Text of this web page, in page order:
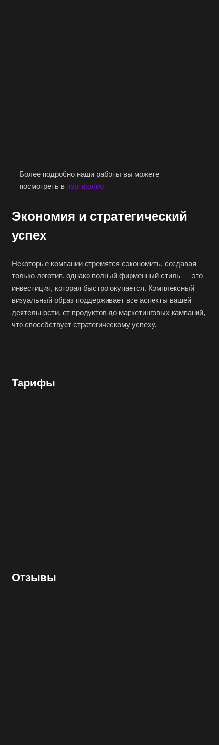
Более подробно наши работы вы можете
посмотреть в портфолио
Экономия и стратегический
успех
Некоторые компании стремятся сэкономить, создавая
только логотип, однако полный фирменный стиль — это
инвестиция, которая быстро окупается. Комплексный
визуальный образ поддерживает все аспекты вашей
деятельности, от продуктов до маркетинговых кампаний,
что способствует стратегическому успеху.
Тарифы
Отзывы